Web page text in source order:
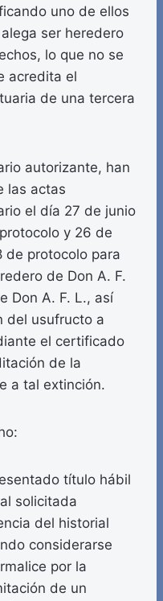
uno de ellos
ser heredero
lo que no se
acredita el
de una tercera
autorizante, han
las actas
el día 27 de junio
y 26 de
de protocolo para
de Don A. F.
Don A. F. L., así
del usufructo a
el certificado
de la
a tal extinción.
título hábil
solicitada
del historial
considerarse
por la
de un